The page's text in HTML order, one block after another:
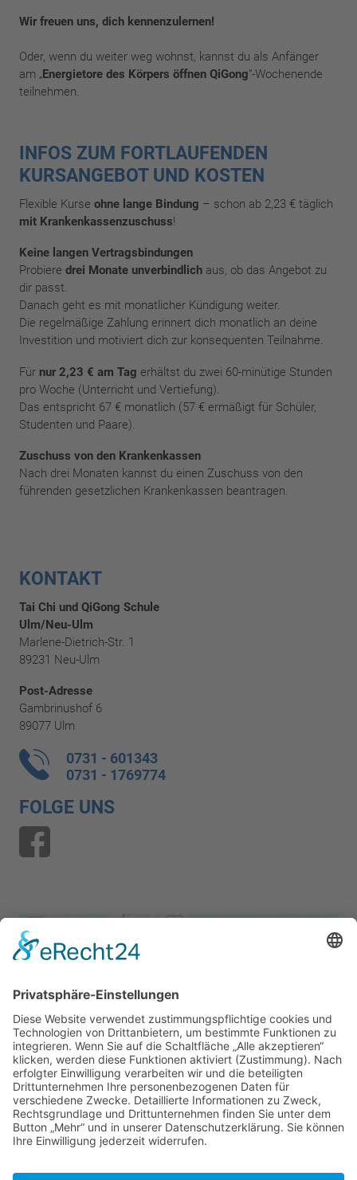
Wir freuen uns, dich kennenzulernen!
Oder, wenn du weiter weg wohnst, kannst du als Anfänger
am „Energietore des Körpers öffnen QiGong“-Wochenende
teilnehmen.
INFOS ZUM FORTLAUFENDEN
KURSANGEBOT UND KOSTEN
Flexible Kurse ohne lange Bindung – schon ab 2,23 € täglich
mit Krankenkassenzuschuss!
Keine langen Vertragsbindungen
Probiere drei Monate unverbindlichaus, ob das Angebot zu
dir passt.
Danach geht es mit monatlicher Kündigung weiter.
Die regelmäßige Zahlung erinnert dich monatlich an deine
Investition und motiviert dich zur konsequenten Teilnahme.
Für nur 2,23 € am Tag erhältst du zwei 60-minütige Stunden
pro Woche (Unterricht und Vertiefung).
Das entspricht 67 € monatlich (57 € ermäßigt für Schüler,
Studenten und Paare).
Zuschuss von den Krankenkassen
Nach drei Monaten kannst du einen Zuschuss von den
führenden gesetzlichen Krankenkassen beantragen.
KONTAKT
Tai Chi und QiGong Schule
Ulm/Neu-Ulm
Marlene-Dietrich-Str. 1
89231 Neu-Ulm
Post-Adresse
Gambrinushof 6
89077 Ulm
0731 - 601343
0731 - 1769774
FOLGE UNS
Wir benötigen Ihre Zustimmung,
laden!
Wir verwenden einen Service eines
Drittanbieters, um Karteninhalte
einzubetten. Dieser Service kann Daten zu
Ihren Aktivitäten sammeln. Bitte lesen Sie
die Details durch und stimmen Sie der
Nutzung des Service zu, um diese Karte
anzuzeigen.